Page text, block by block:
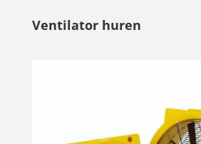
Ventilator huren